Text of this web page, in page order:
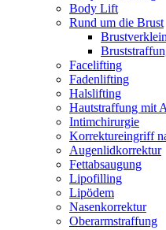
Body Lift
Rund um die Brust
Facelifting
Fadenlifting
Halslifting
Hautstraffung mit
Intimchirurgie
Korrektureingriff
Augenlidkorrektur
Fettabsaugung
Lipofilling
Lipödem
Nasenkorrektur
Oberarmstraffung